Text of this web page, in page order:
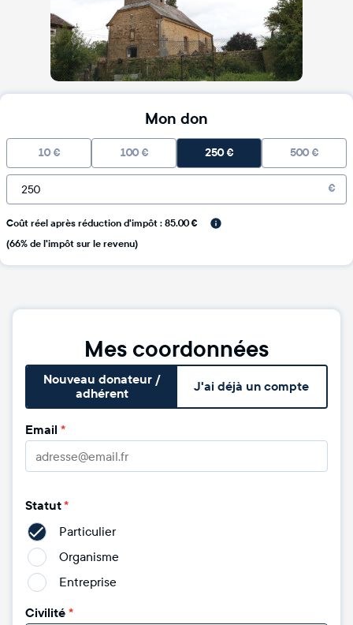
Mon don
10 € 100 € 250€ 500 €
€
Coût réel après réduction d'impôt : 85.00 €
(66% de l'impôt sur le revenu)
Mes coordonnées
Nouveau donateur /
adhérent
J'ai déjà un compte
Email *
Statut*
Particulier
Organisme
Entreprise
Civilité*